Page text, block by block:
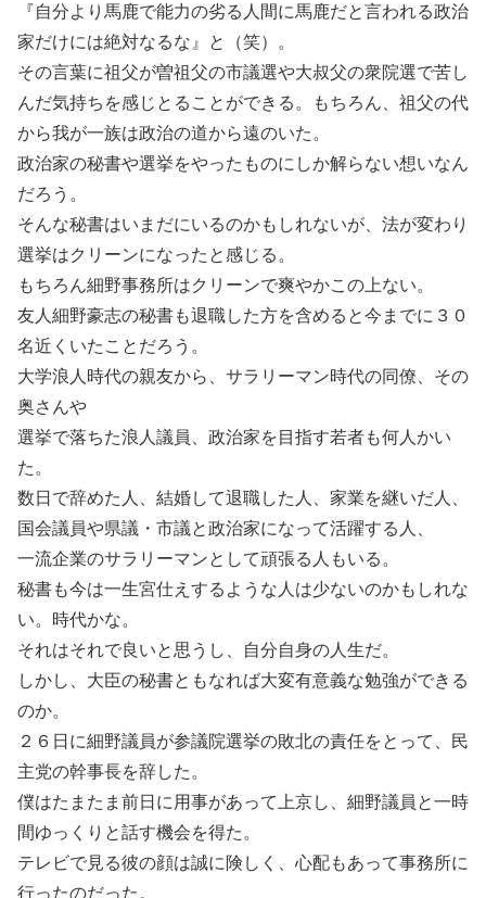
『自分より馬鹿で能力の劣る人間に馬鹿だと言われる政治
家だけには絶対なるな』と（笑）。
その言葉に祖父が曽祖父の市議選や大叔父の衆院選で苦し
んだ気持ちを感じとることができる。もちろん、祖父の代
から我が一族は政治の道から遠のいた。
政治家の秘書や選挙をやったものにしか解らない想いなん
だろう。
そんな秘書はいまだにいるのかもしれないが、法が変わり
選挙はクリーンになったと感じる。
もちろん細野事務所はクリーンで爽やかこの上ない。
友人細野豪志の秘書も退職した方を含めると今までに３０
名近くいたことだろう。
大学浪人時代の親友から、サラリーマン時代の同僚、その
奥さんや
選挙で落ちた浪人議員、政治家を目指す若者も何人かい
た。
数日で辞めた人、結婚して退職した人、家業を継いだ人、
国会議員や県議・市議と政治家になって活躍する人、
一流企業のサラリーマンとして頑張る人もいる。
秘書も今は一生宮仕えするような人は少ないのかもしれな
い。時代かな。
それはそれで良いと思うし、自分自身の人生だ。
しかし、大臣の秘書ともなれば大変有意義な勉強ができる
のか。
２６日に細野議員が参議院選挙の敗北の責任をとって、民
主党の幹事長を辞した。
僕はたまたま前日に用事があって上京し、細野議員と一時
間ゆっくりと話す機会を得た。
テレビで見る彼の顔は誠に険しく、心配もあって事務所に
行ったのだった。